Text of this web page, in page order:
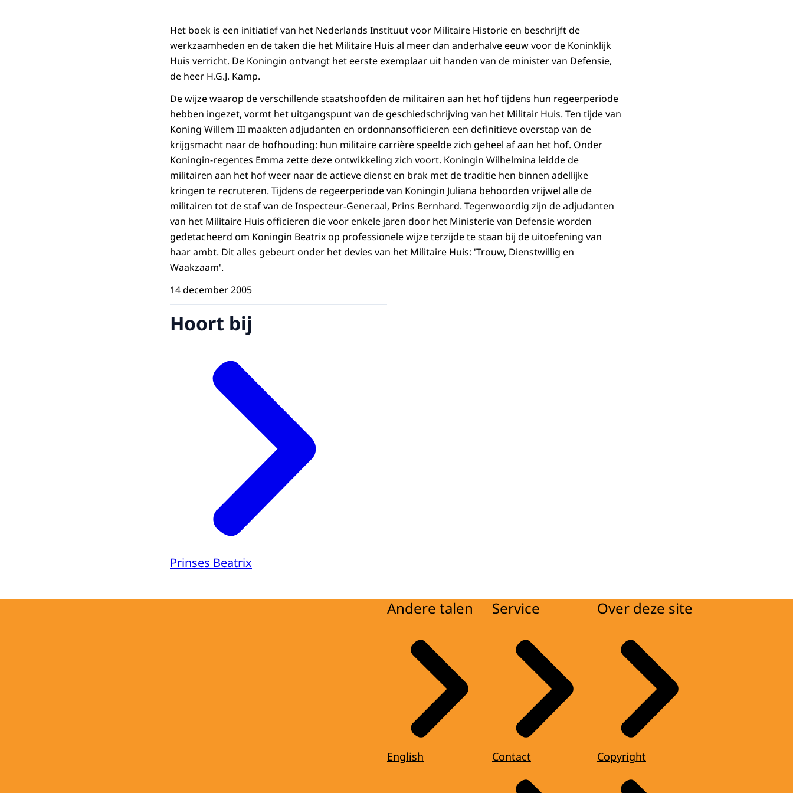
Het boek is een initiatief van het Nederlands Instituut voor Militaire Historie en beschrijft de
werkzaamheden en de taken die het Militaire Huis al meer dan anderhalve eeuw voor de Koninklijk
Huis verricht. De Koningin ontvangt het eerste exemplaar uit handen van de minister van Defensie,
de heer H.G.J. Kamp.
De wijze waarop de verschillende staatshoofden de militairen aan het hof tijdens hun regeerperiode
hebben ingezet, vormt het uitgangspunt van de geschiedschrijving van het Militair Huis. Ten tijde van
Koning Willem III maakten adjudanten en ordonnansofficieren een definitieve overstap van de
krijgsmacht naar de hofhouding: hun militaire carrière speelde zich geheel af aan het hof. Onder
Koningin-regentes Emma zette deze ontwikkeling zich voort. Koningin Wilhelmina leidde de
militairen aan het hof weer naar de actieve dienst en brak met de traditie hen binnen adellijke
kringen te recruteren. Tijdens de regeerperiode van Koningin Juliana behoorden vrijwel alle de
militairen tot de staf van de Inspecteur-Generaal, Prins Bernhard. Tegenwoordig zijn de adjudanten
van het Militaire Huis officieren die voor enkele jaren door het Ministerie van Defensie worden
gedetacheerd om Koningin Beatrix op professionele wijze terzijde te staan bij de uitoefening van
haar ambt. Dit alles gebeurt onder het devies van het Militaire Huis: 'Trouw, Dienstwillig en
Waakzaam'.
14 december 2005
Hoort bij
Prinses Beatrix
Andere talen
English
Service
Contact
Over deze site
Copyright